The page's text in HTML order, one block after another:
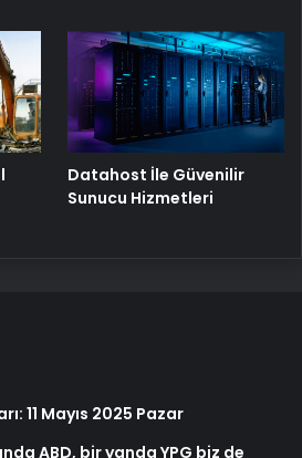
Datahost İle Güvenilir
Sunucu Hizmetleri
11 Mayıs 2025 Pazar
ABD, bir yanda YPG biz de